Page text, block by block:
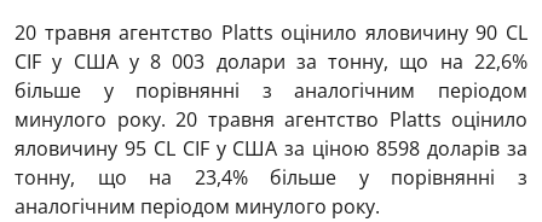
20 травня агентство Platts оцінило яловичину 90 CL
CIF у США у 8 003 долари за тонну, що на 22,6%
більше у порівнянні з аналогічним періодом
минулого року. 20 травня агентство Platts оцінило
яловичину 95 CL CIF у США за ціною 8598 доларів за
тонну, що на 23,4% більше у порівнянні з
аналогічним періодом минулого року.